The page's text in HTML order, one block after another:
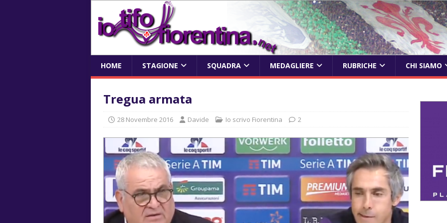
HOME STAGIONE SQUADRA MEDAGLIERE RUBRICHE CHI SIAMO
Tregua armata
28 Novembre 2016 Davide Io scrivo Fiorentina 2